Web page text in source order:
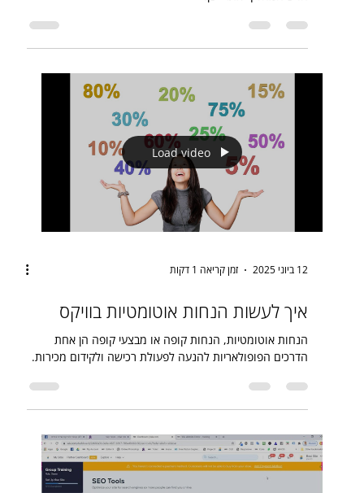
Load video
12 ביוני 2025 זמן קריאה 1 דקות
איך לעשות הנחות אוטומטיות בוויקס
הנחות אוטומטיות, הנחות קופה או מבצעי קופה הן אחת
הדרכים הפופולאריות להנעה לפעולת רכישה ולקידום מכירות.